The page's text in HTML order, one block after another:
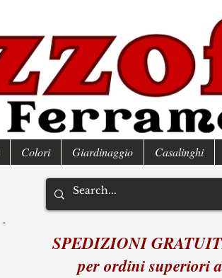
Colori Giardinaggio Casalinghi
SPEDIZIONI
per ordini superiori